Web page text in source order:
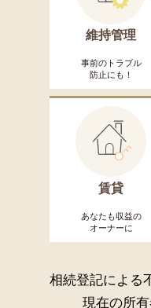
維持管理
事前のトラブル
防止にも！
賃貸
あなたも収益の
オーナーに
相続登記による
現在の所有